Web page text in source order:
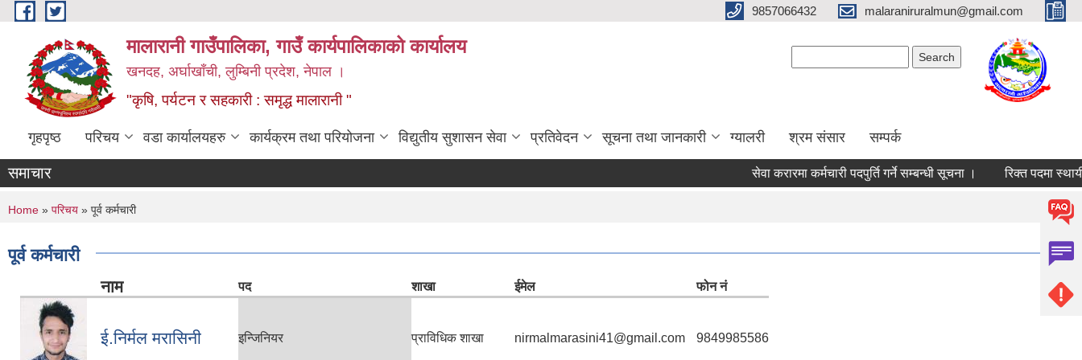
Skip to main content 9857066432 malaraniruralmun@gmail.com
मालारानी गाउँपालिका, गाउँ कार्यपालिकाको कार्यालय
खनदह, अर्घाखाँची, लुम्बिनी प्रदेश, नेपाल ।
"कृषि, पर्यटन र सहकारी : समृद्ध मालारानी "
गृहपृष्ठ परिचय वडा कार्यालयहरु कार्यक्रम तथा परियोजना विद्युतीय सुशासन सेवा प्रतिवेदन सूचना तथा जानकारी ग्यालरी श्रम संसार सम्पर्क
समाचार सेवा करारमा कर्मचारी पदपुर्ति गर्ने सम्बन्धी सूचना । रिक्त पदमा स्थायी
You are here
Home » परिचय » पूर्व कर्मचारी
पूर्व कर्मचारी
नाम पद शाखा ईमेल फोन नं
ई.निर्मल मरासिनी इन्जिनियर प्राविधिक शाखा nirmalmarasini41@gmail.com 9849985586